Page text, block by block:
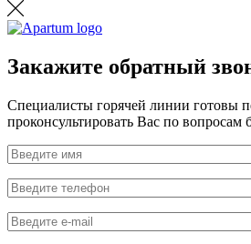
Закажите обратный
Специалисты горячей линии готовы
проконсультировать Вас по вопросам